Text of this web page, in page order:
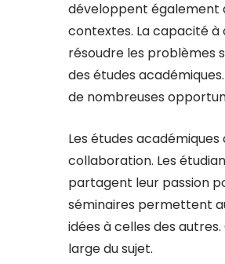
développent également
contextes. La capacité
résoudre les problèmes
des études
de nombreuses
Les études
collaboration. Les
partagent leur passion
séminaires permettent
idées à celles des
large du sujet.